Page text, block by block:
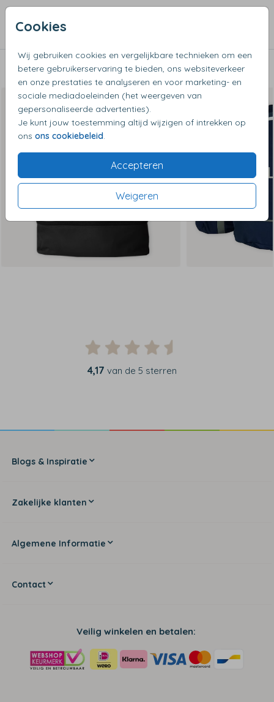
Cookies
Wij gebruiken cookies en vergelijkbare technieken om een
betere gebruikerservaring te bieden, ons websiteverkeer
en onze prestaties te analyseren en voor marketing- en
sociale mediadoeleinden (het weergeven van
gepersonaliseerde advertenties).
Je kunt jouw toestemming altijd wijzigen of intrekken op
ons ons cookiebeleid.
Accepteren
Weigeren
Collectie
Sporttassen
Dit vind je misschien ook leuk
4,17 van de 5 sterren
Blogs & Inspiratie
Zakelijke klanten
Algemene Informatie
Contact
Veilig winkelen en betalen: